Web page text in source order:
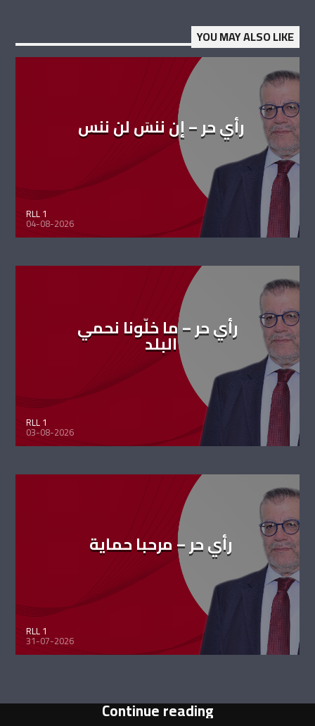
YOU MAY ALSO LIKE
رأي حر – إن ننسَ لن ننس
RLL 1
04-08-2026
رأي حر – ما خلّونا نحمي
البلد
RLL 1
03-08-2026
رأي حر – مرحبا حماية
RLL 1
31-07-2026
Continue reading